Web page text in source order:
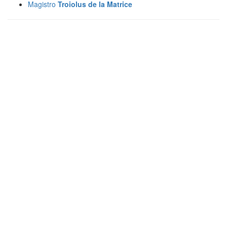
Magistro Troiolus de la Matrice